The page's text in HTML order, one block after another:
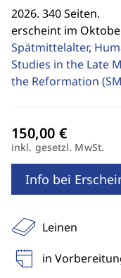
2026. 340 Seiten.
erscheint im
Spätmittelalter,
Studies in the Late
the Reformation
inkl. gesetzl. MwSt.
Info bei
Leinen
in